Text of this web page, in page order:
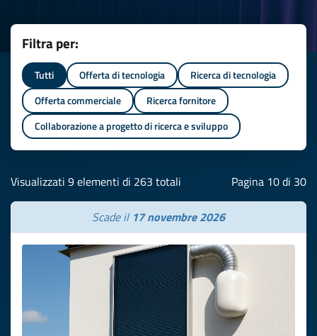
Filtra per:
Tutti Offerta di tecnologia
Ricerca di tecnologia
Offerta commerciale
Ricerca fornitore
Collaborazione a progetto di ricerca e sviluppo
Visualizzati 9 elementi di 263 totali Pagina 10 di 30
Scade il 17 novembre 2026